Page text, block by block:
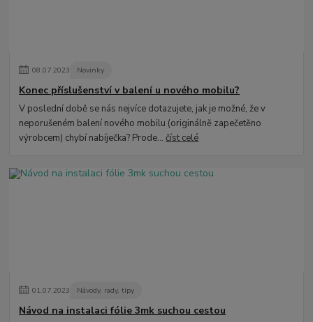
08.07.2023 Novinky
Konec příslušenství v balení u nového mobilu?
V poslední době se nás nejvíce dotazujete, jak je možné, že v
neporušeném balení nového mobilu (originálně zapečetěno
výrobcem) chybí nabíječka? Prode...číst celé
01.07.2023 Návody, rady, tipy
Návod na instalaci fólie 3mk suchou cestou